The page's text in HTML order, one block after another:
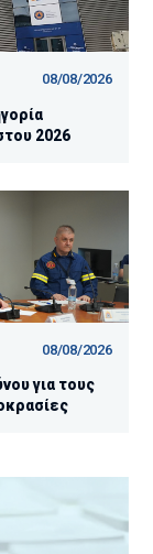
08/08/2026
2026
08/08/2026
για τους